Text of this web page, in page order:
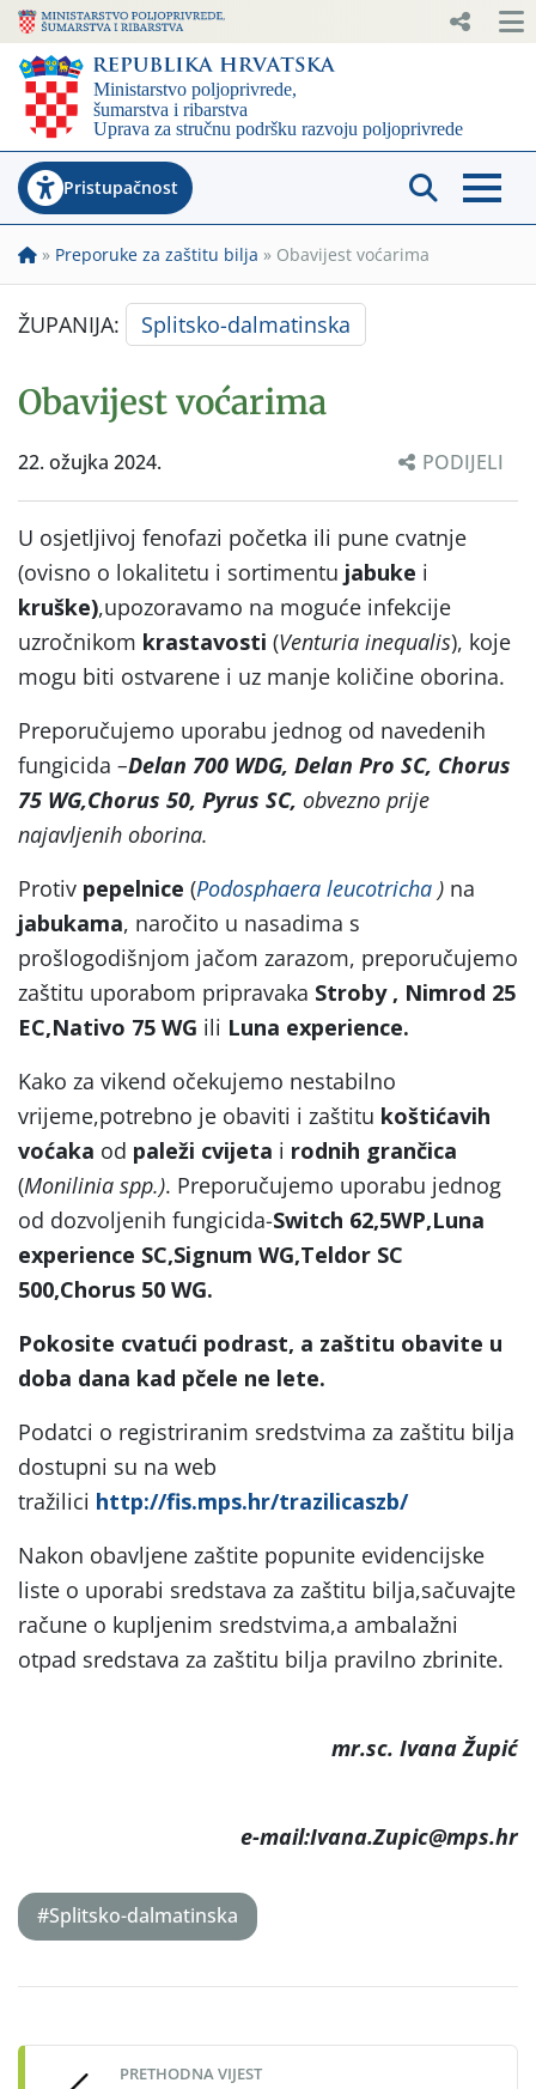
Pristupačnost
» Preporuke za zaštitu bilja » Obavijest voćarima
ŽUPANIJA: Splitsko-dalmatinska
Obavijest voćarima
22. ožujka 2024. PODIJELI
U osjetljivoj fenofazi početka ili pune cvatnje
(ovisno o lokalitetu i sortimentu jabuke i
kruške),upozoravamo na moguće infekcije
uzročnikom krastavosti (Venturia inequalis), koje
mogu biti ostvarene i uz manje količine oborina.
Preporučujemo uporabu jednog od navedenih
fungicida –Delan 700 WDG, Delan Pro SC, Chorus
75 WG,Chorus 50, Pyrus SC, obvezno prije
najavljenih oborina.
Protiv pepelnice (Podosphaera leucotricha ) na
jabukama, naročito u nasadima s
prošlogodišnjom jačom zarazom, preporučujemo
zaštitu uporabom pripravaka Stroby , Nimrod 25
EC,Nativo 75 WG ili Luna experience.
Kako za vikend očekujemo nestabilno
vrijeme,potrebno je obaviti i zaštitu koštićavih
voćaka od paleži cvijeta i rodnih grančica
(Monilinia spp.). Preporučujemo uporabu jednog
od dozvoljenih fungicida-Switch 62,5WP,Luna
experience SC,Signum WG,Teldor SC
500,Chorus 50 WG.
Pokosite cvatući podrast, a zaštitu obavite u
doba dana kad pčele ne lete.
Podatci o registriranim sredstvima za zaštitu bilja
dostupni su na web
tražilici http://fis.mps.hr/trazilicaszb/
Nakon obavljene zaštite popunite evidencijske
liste o uporabi sredstava za zaštitu bilja,sačuvajte
račune o kupljenim sredstvima,a ambalažni
otpad sredstava za zaštitu bilja pravilno zbrinite.
mr.sc. Ivana Župić
e-mail:Ivana.Zupic@mps.hr
#Splitsko-dalmatinska
navigation
PRETHODNA VIJEST